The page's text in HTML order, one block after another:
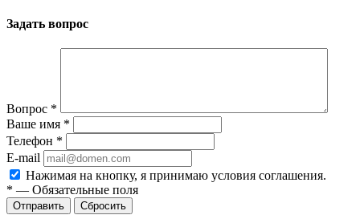
Задать вопрос
Вопрос *
Ваше имя *
Телефон *
E-mail
Нажимая на кнопку, я принимаю условия соглашения.
* — Обязательные поля
Отправить Сбросить